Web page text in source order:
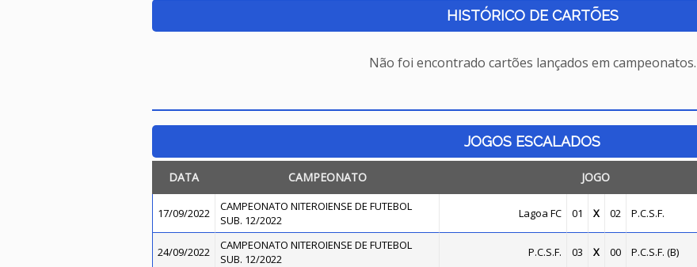
HISTÓRICO DE CARTÕES
Não foi encontrado cartões lançados em campeonatos.
JOGOS ESCALADOS
DATA CAMPEONATO JOGO
17/09/2022
CAMPEONATO NITEROIENSE DE FUTEBOL
SUB. 12/2022
Lagoa FC 01 X 02 P.C.S.F.
24/09/2022
CAMPEONATO NITEROIENSE DE FUTEBOL
SUB. 12/2022
P.C.S.F. 03 X 00 P.C.S.F. (B)